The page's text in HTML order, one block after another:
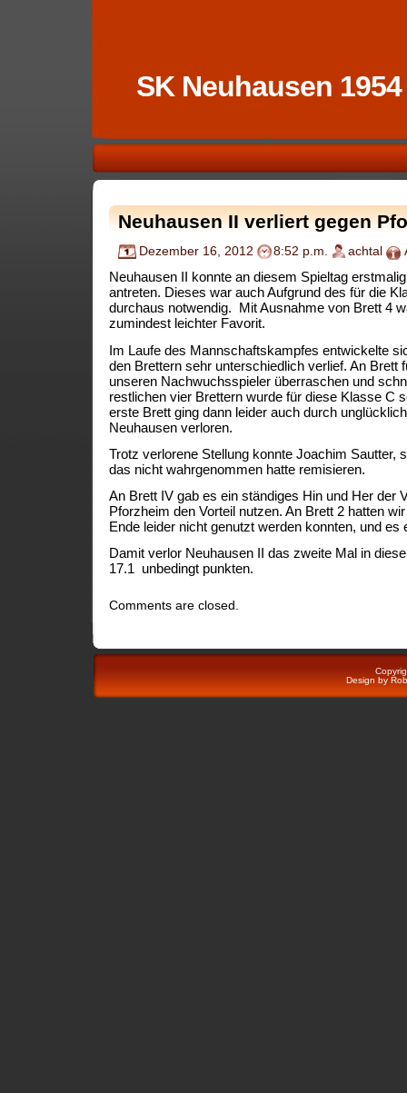
SK Neuhausen 1954
Neuhausen II verliert gegen
Dezember 16, 2012 8:52 p.m. achtal
Neuhausen II konnte an diesem Spieltag
antreten. Dieses war auch Aufgrund des für die
durchaus notwendig. Mit Ausnahme von Brett 4
zumindest leichter Favorit.
Im Laufe des Mannschaftskampfes entwickelte
den Brettern sehr unterschiedlich verlief. An Brett
unseren Nachwuchsspieler überraschen und
restlichen vier Brettern wurde für diese Klasse C
erste Brett ging dann leider auch durch
Neuhausen verloren.
Trotz verlorene Stellung konnte Joachim Sautter,
das nicht wahrgenommen hatte remisieren.
An Brett IV gab es ein ständiges Hin und Her der
Pforzheim den Vorteil nutzen. An Brett 2 hatten
Ende leider nicht genutzt werden konnten, und es
Damit verlor Neuhausen II das zweite Mal in
17.1 unbedingt punkten.
Comments are closed.
Design by